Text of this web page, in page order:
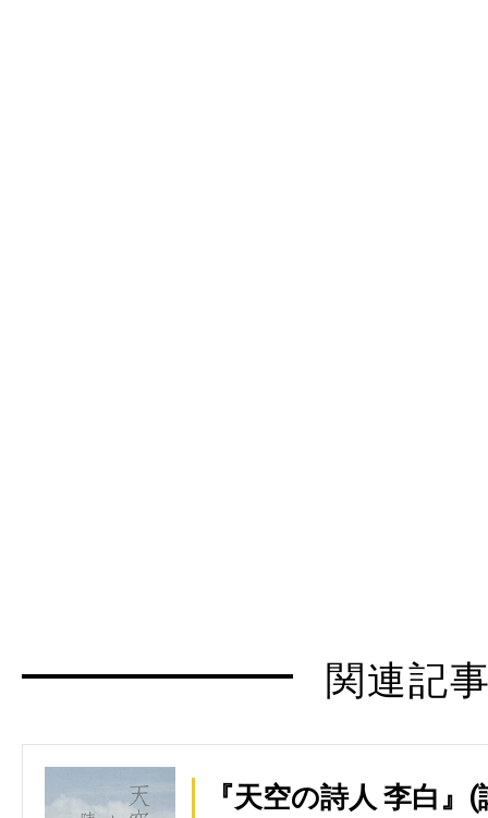
関連記
『天空の詩人 李白』